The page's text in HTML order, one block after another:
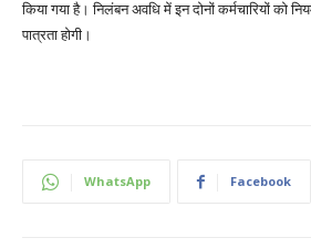
किया गया है। निलंबन अवधि में इन दोनों कर्मचारियों को
पात्रता होगी।
WhatsApp Facebook